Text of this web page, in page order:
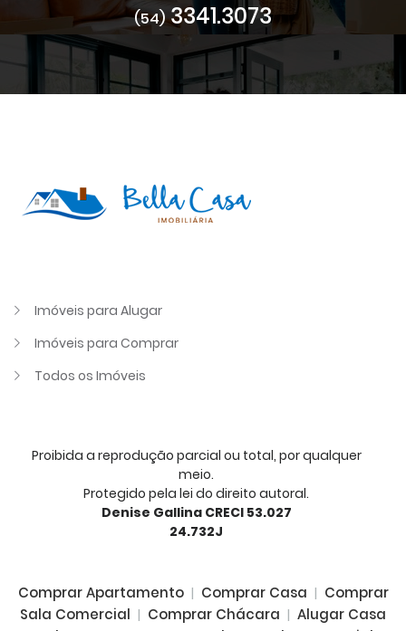
(54)3341.3073
Imóveis para Alugar
Imóveis para Comprar
Todos os Imóveis
Proibida a reprodução parcial ou total, por qualquer
meio.
Protegido pela lei do direito autoral.
Denise Gallina CRECI 53.027
24.732J
Comprar Apartamento| Comprar Casa | Comprar
Sala Comercial | Comprar Chácara | Alugar Casa